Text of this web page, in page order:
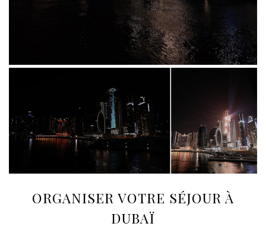
ORGANISER VOTRE SÉJOUR À
DUBAÏ